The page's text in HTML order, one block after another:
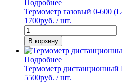
Подробнее
Термометр газовый 0-600
1700руб. / шт.
В корзину
Подробнее
Термометр дистанционный
5500руб. / шт.